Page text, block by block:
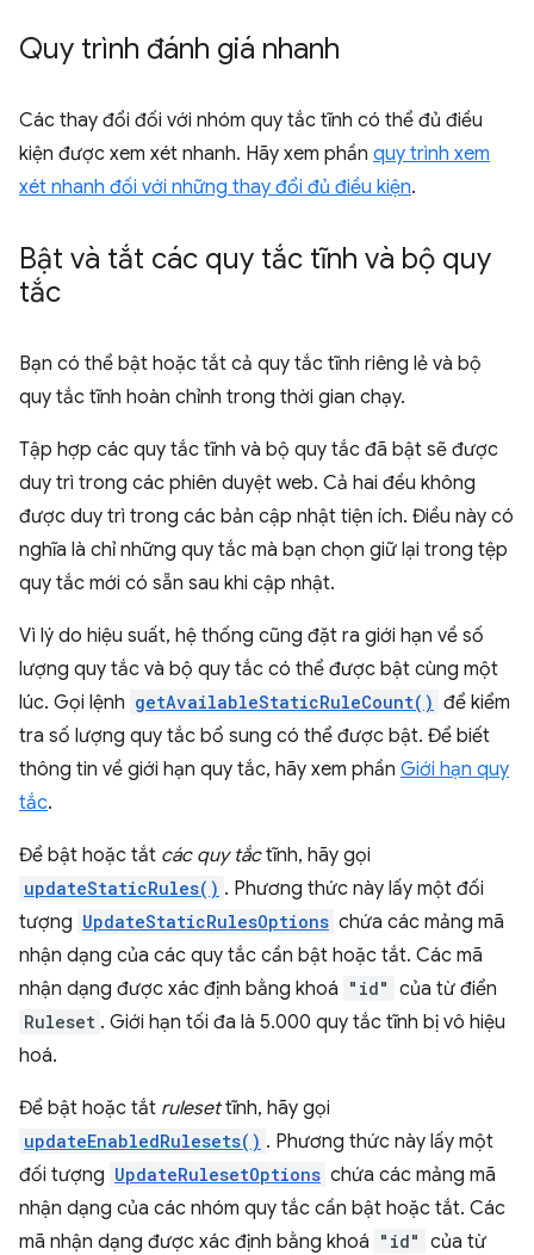
Quy trình đánh giá nhanh
Các thay đổi đối với nhóm quy tắc tĩnh có thể đủ điều
kiện được xem xét nhanh. Hãy xem phần quy trình xem
xét nhanh đối với những thay đổi đủ điều kiện.
Bật và tắt các quy tắc tĩnh và bộ quy
tắc
Bạn có thể bật hoặc tắt cả quy tắc tĩnh riêng lẻ và bộ
quy tắc tĩnh hoàn chỉnh trong thời gian chạy.
Tập hợp các quy tắc tĩnh và bộ quy tắc đã bật sẽ được
duy trì trong các phiên duyệt web. Cả hai đều không
được duy trì trong các bản cập nhật tiện ích. Điều này có
nghĩa là chỉ những quy tắc mà bạn chọn giữ lại trong tệp
quy tắc mới có sẵn sau khi cập nhật.
Vì lý do hiệu suất, hệ thống cũng đặt ra giới hạn về số
lượng quy tắc và bộ quy tắc có thể được bật cùng một
lúc. Gọi lệnh getAvailableStaticRuleCount() để kiểm
tra số lượng quy tắc bổ sung có thể được bật. Để biết
thông tin về giới hạn quy tắc, hãy xem phần Giới hạn quy
tắc.
Để bật hoặc tắt các quy tắctĩnh, hãy gọi
updateStaticRules() . Phương thức này lấy một đối
tượng UpdateStaticRulesOptions chứa các mảng mã
nhận dạng của các quy tắc cần bật hoặc tắt. Các mã
nhận dạng được xác định bằng khoá "id" của từ điển
Ruleset . Giới hạn tối đa là 5.000 quy tắc tĩnh bị vô hiệu
hoá.
Để bật hoặc tắt rulesettĩnh, hãy gọi
updateEnabledRulesets() . Phương thức này lấy một
đối tượng UpdateRulesetOptions chứa các mảng mã
nhận dạng của các nhóm quy tắc cần bật hoặc tắt. Các
mã nhận dạng được xác định bằng khoá "id" của từ